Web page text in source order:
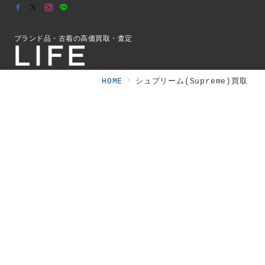
ブランド品・古着の高価買取・査定
HOME シュプリーム(Supreme)買取